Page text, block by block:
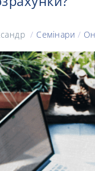
/ Семінари /